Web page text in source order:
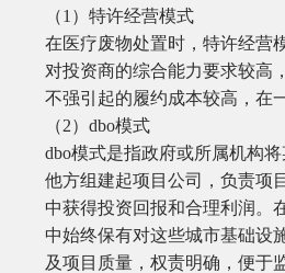
（1）特许经营模式
在医疗废物处置时，特许经营
对投资商的综合能力要求较高
不强引起的履约成本较高，在
（2）dbo模式
dbo模式是指政府或所属机构
他方组建起项目公司，负责项
中获得投资回报和合理利润。
中始终保有对这些城市基础设
及项目质量，权责明确，便于